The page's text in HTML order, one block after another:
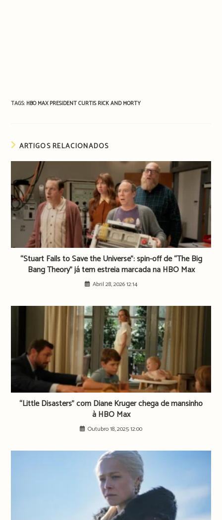
TAGS: HBO MAXPRESIDENT CURTISRICK AND MORTY
ARTIGOS RELACIONADOS
“Stuart Fails to Save the Universe”: spin-off de “The Big
Bang Theory” já tem estreia marcada na HBO Max
Abril 28, 2026 12:14
“Little Disasters” com Diane Kruger chega de mansinho
à HBO Max
Outubro 18, 2025 12:00